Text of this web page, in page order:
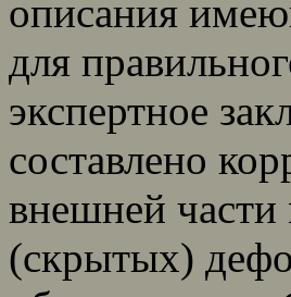
описания
для
экспертное
составлено
внешней
(скрытых)